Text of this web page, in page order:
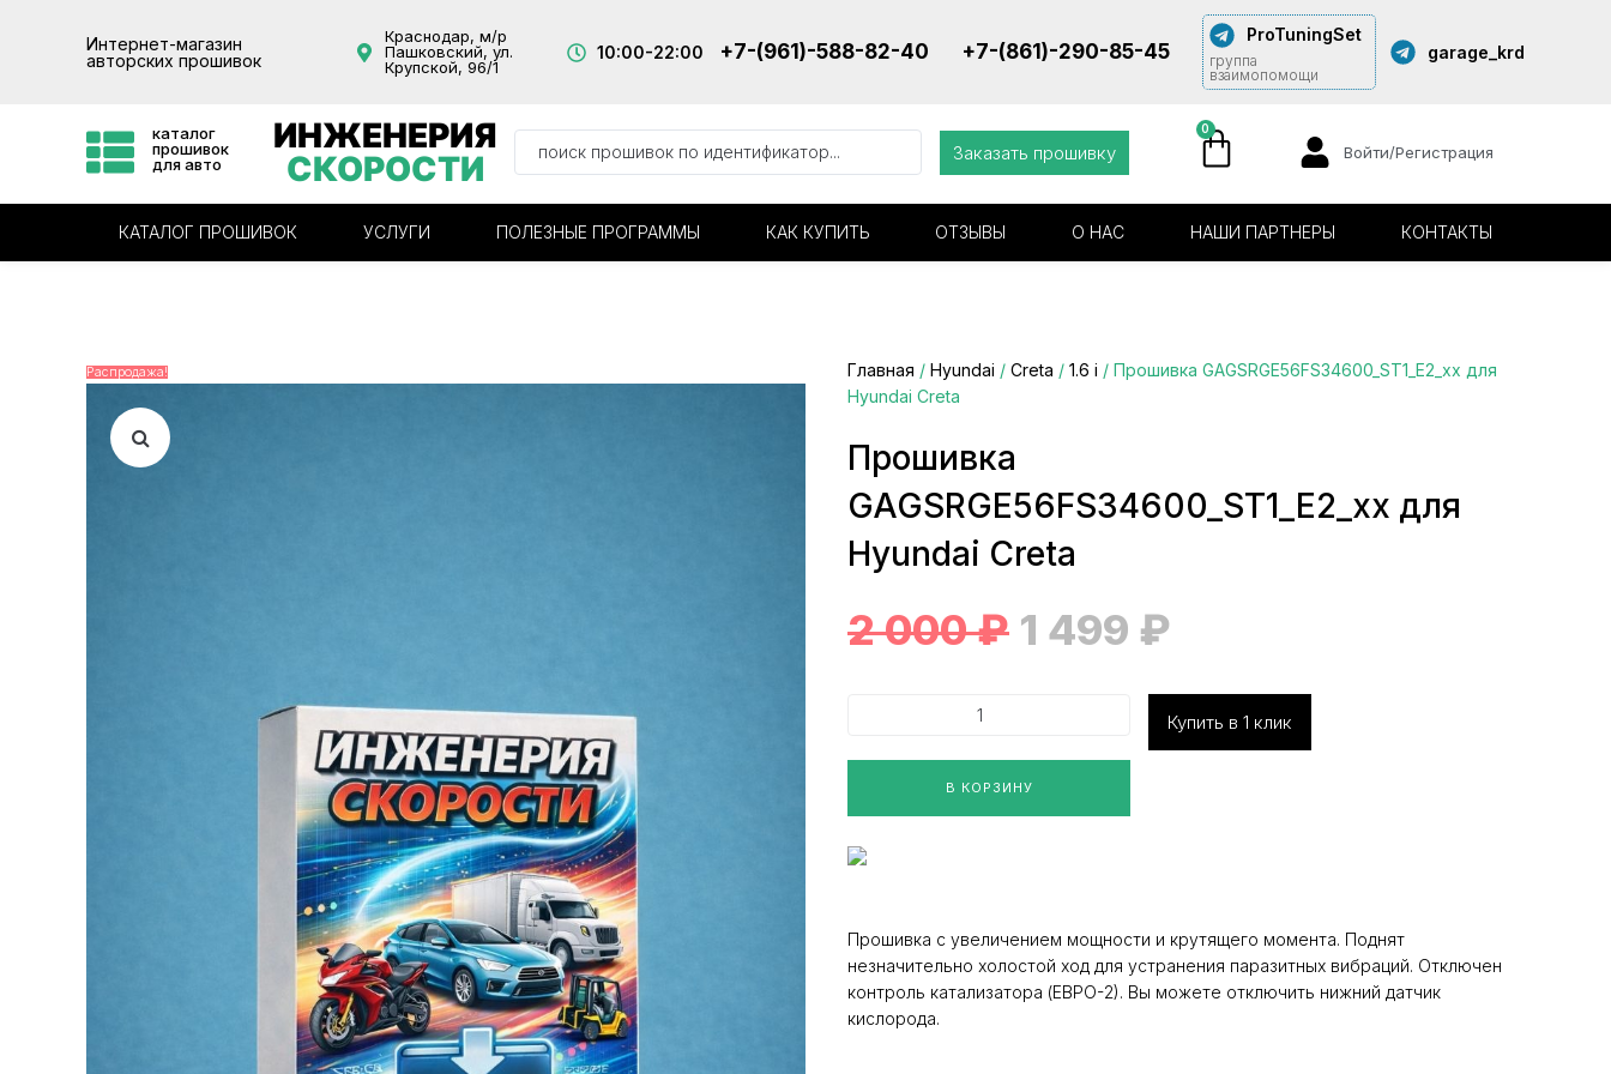
Интернет-магазин
авторских прошивок
Краснодар, м/р
Пашковский, ул.
Крупской, 96/1
10:00-22:00 +7-(961)-588-82-40 +7-(861)-290-85-45
ProTuningSet
группа
взаимопомощи
garage_krd
каталог
прошивок
для авто
ИНЖЕНЕРИЯ
СКОРОСТИ
Заказать прошивку
0
Войти/Регистрация
КАТАЛОГ ПРОШИВОК УСЛУГИ ПОЛЕЗНЫЕ ПРОГРАММЫ КАК КУПИТЬ ОТЗЫВЫ О НАС НАШИ ПАРТНЕРЫ КОНТАКТЫ
Распродажа! Главная / Hyundai / Creta / 1.6 i / Прошивка GAGSRGE56FS34600_ST1_E2_xx для
Hyundai Creta
Прошивка
GAGSRGE56FS34600_ST1_E2_xx для
Hyundai Creta
2 000₽ 1 499 ₽
В КОРЗИНУ
Купить в 1 клик
Прошивка с увеличением мощности и крутящего момента. Поднят
незначительно холостой ход для устранения паразитных вибраций. Отключен
контроль катализатора (ЕВРО-2). Вы можете отключить нижний датчик
кислорода.